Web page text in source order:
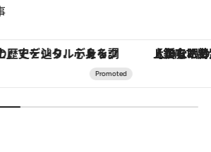
のアップデートから、特別な名入れギフトまで。大人のための「ReFa GINZA」クルーズ